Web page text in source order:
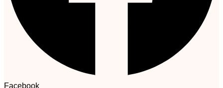
Facebook